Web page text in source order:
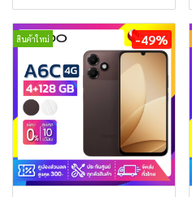
สินค้าใหม่ -49%